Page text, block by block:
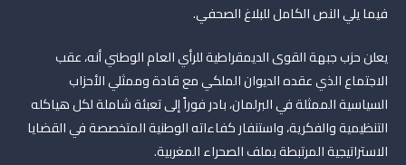
فيما يلي النص الكامل للبلاغ الصحفي.
يعلن حزب جبهة القوى الديمقراطية للرأي العام الوطني أنه، عقب
الاجتماع الذي عقده الديوان الملكي مع قادة وممثلي الأحزاب
السياسية الممثلة في البرلمان، بادر فوراً إلى تعبئة شاملة لكل هياكله
التنظيمية والفكرية، واستنفار كفاءاته الوطنية المتخصصة في القضايا
الاستراتيجية المرتبطة بملف الصحراء المغربية.